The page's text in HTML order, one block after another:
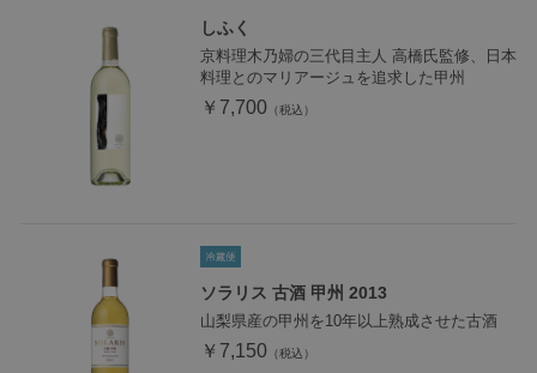
しふく
京料理木乃婦の三代目主人 高橋氏監修、日本
料理とのマリアージュを追求した甲州
￥7,700
ソラリス 古酒 甲州 2013
山梨県産の甲州を10年以上熟成させた古酒
￥7,150